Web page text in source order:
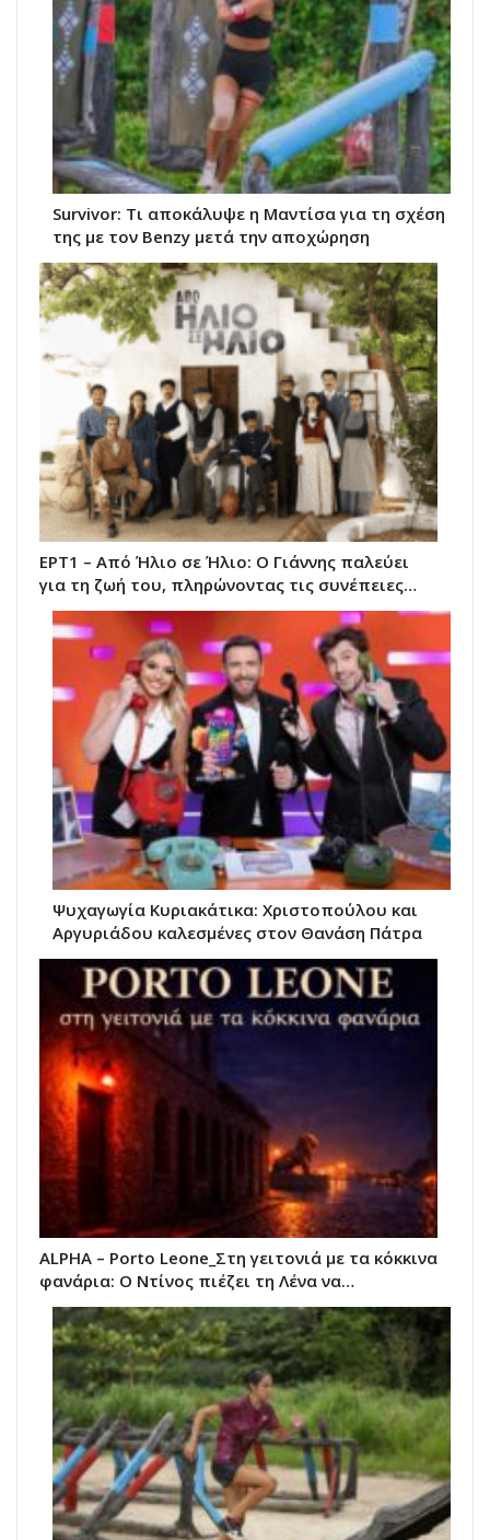
Survivor: Τι αποκάλυψε η Μαντίσα για τη σχέση
της με τον Benzy μετά την αποχώρηση
ΕΡΤ1 – Από Ήλιο σε Ήλιο: Ο Γιάννης παλεύει
για τη ζωή του, πληρώνοντας τις συνέπειες…
Ψυχαγωγία Κυριακάτικα: Χριστοπούλου και
Αργυριάδου καλεσμένες στον Θανάση Πάτρα
ALPHA – Porto Leone_Στη γειτονιά με τα κόκκινα
φανάρια: Ο Ντίνος πιέζει τη Λένα να…